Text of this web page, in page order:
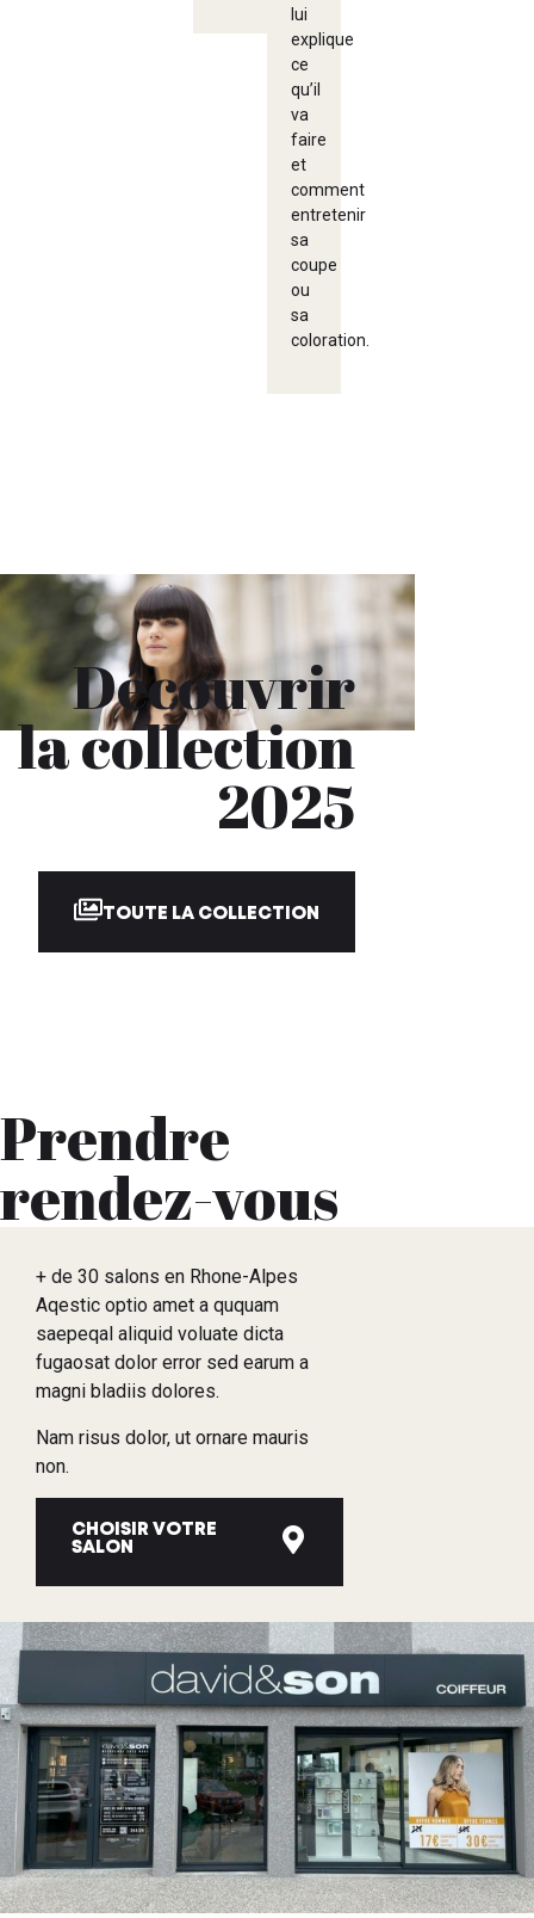
lui
explique
ce
qu’il
va
faire
et
comment
entretenir
sa
coupe
ou
sa
coloration.
Découvrir
la collection
2025
TOUTE LA COLLECTION
Prendre
rendez-vous
+ de 30 salons en Rhone-Alpes
Aqestic optio amet a ququam
saepeqal aliquid voluate dicta
fugaosat dolor error sed earum a
magni bladiis dolores.
Nam risus dolor, ut ornare mauris
non.
CHOISIR VOTRE
SALON